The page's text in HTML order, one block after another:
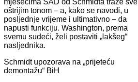
oštrijim tonom – a, kako se navodi, u
posljednje vrijeme i ultimativno – da
napusti funkciju. Washington, prema
svemu sudeći, želi postaviti „lakšeg“
nasljednika.
Schmidt upozorava na „prijeteću
demontažu“ BiH